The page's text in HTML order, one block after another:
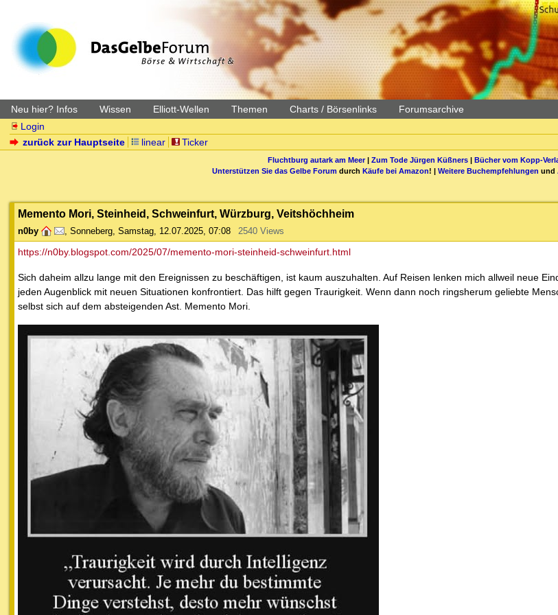
Neu hier? Infos Wissen Elliott-Wellen Themen Charts / Börsenlinks Forumsarchive
Login
zurück zur Hauptseite
linear Ticker
Fluchtburg autark am Meer| Zum Tode Jürgen Küßners| Bücher vom Kopp-
Unterstützen Sie das Gelbe Forum durch Käufe bei Amazon! | Weitere Buchempfehlungen und
Memento Mori, Steinheid, Schweinfurt, Würzburg, Veitshöchheim
n0by , Sonneberg, Samstag, 12.07.2025, 07:08 2540 Views
https://n0by.blogspot.com/2025/07/memento-mori-steinheid-schweinfurt.html
Sich daheim allzu lange mit den Ereignissen zu beschäftigen, ist kaum auszuhalten. Auf Reisen lenken mich allweil neue
jeden Augenblick mit neuen Situationen konfrontiert. Das hilft gegen Traurigkeit. Wenn dann noch ringsherum geliebte
selbst sich auf dem absteigenden Ast. Memento Mori.